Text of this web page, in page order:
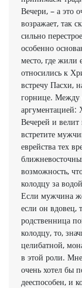
Вечери, – а это
возражает, так
сильно
особенно
место, где жили
относились к
встречу Пасхи,
горнице. Между
аргументацией:
Вечерей и
встретите
еврейства тех
возможность,
колодцу за
Если мужчина
если он вдовец,
родственница
колодцу, то,
целибатной,
в этой роли.
очень хотел бы
дееспособен, и